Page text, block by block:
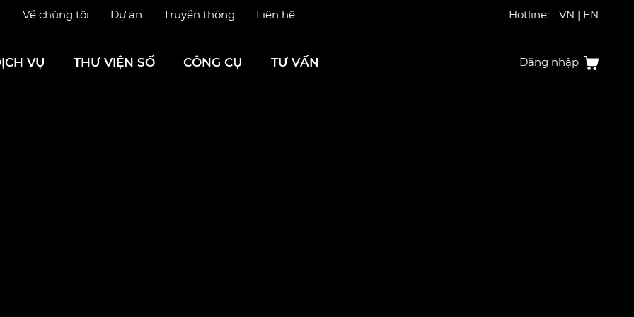
Về chúng tôi Dự án Truyền thông Liên hệ Hotline: VN | EN
VỤ THƯ VIỆN SỐ CÔNG CỤ TƯ VẤN Đăng nhập